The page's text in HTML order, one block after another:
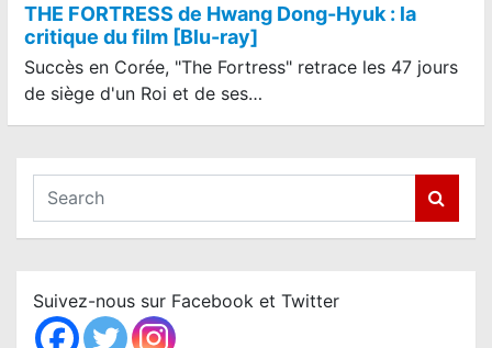
THE FORTRESS de Hwang Dong-Hyuk : la
critique du film [Blu-ray]
Succès en Corée, "The Fortress" retrace les 47 jours
de siège d'un Roi et de ses…
a
c
h
Suivez-nous sur Facebook et Twitter